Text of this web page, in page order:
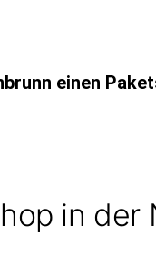
einen
in der